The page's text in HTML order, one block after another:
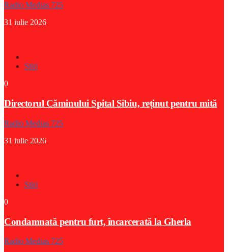
Radio Medias 725
31 iulie 2026
Stiri
0
Directorul Căminului Spital Sibiu, reținut pentru mită
Radio Medias 725
31 iulie 2026
Stiri
0
Condamnată pentru furt, încarcerată la Gherla
Radio Medias 725